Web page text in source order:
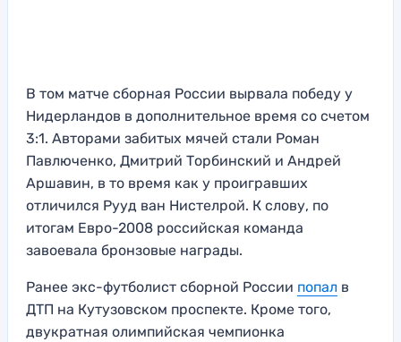
В том матче сборная России вырвала победу у
Нидерландов в дополнительное время со счетом
3:1. Авторами забитых мячей стали Роман
Павлюченко, Дмитрий Торбинский и Андрей
Аршавин, в то время как у проигравших
отличился Рууд ван Нистелрой. К слову, по
итогам Евро-2008 российская команда
завоевала бронзовые награды.
Ранее экс-футболист сборной России попал в
ДТП на Кутузовском проспекте. Кроме того,
двукратная олимпийская чемпионка